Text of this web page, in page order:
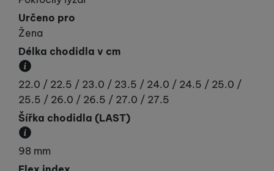
Určeno pro
Žena
Délka chodidla v cm
Délka chodidla v cm.
22.0 / 22.5 / 23.0 / 23.5 / 24.0 / 24.5 / 25.0 /
25.5 / 26.0 / 26.5 / 27.0 / 27.5
Šířka chodidla (LAST)
Jak máte široké chodidlo v oblasti prstů.
98 mm